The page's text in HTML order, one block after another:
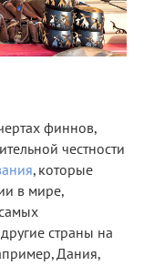
финнов,
честности
, которые
в мире,
страны на
Дания,